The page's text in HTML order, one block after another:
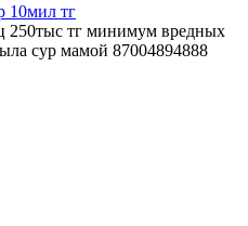
10мил тг
250тыс тг минимум вредных
сур мамой 87004894888